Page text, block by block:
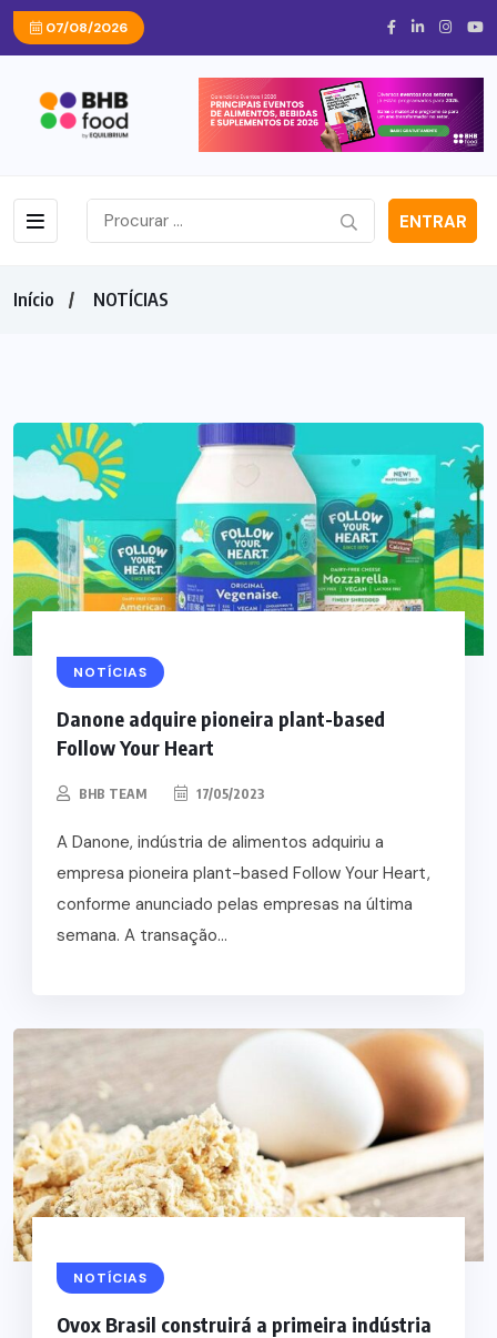
07/08/2026
ENTRAR
Início NOTÍCIAS
NOTÍCIAS
Danone adquire pioneira plant-based
Follow Your Heart
BHB TEAM 17/05/2023
A Danone, indústria de alimentos adquiriu a
empresa pioneira plant-based Follow Your Heart,
conforme anunciado pelas empresas na última
semana. A transação...
NOTÍCIAS
Ovox Brasil construirá a primeira indústria